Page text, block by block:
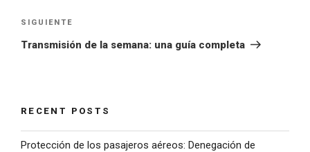
SIGUIENTE
Transmisión de la semana: una guía completa
RECENT POSTS
Protección de los pasajeros aéreos: Denegación de